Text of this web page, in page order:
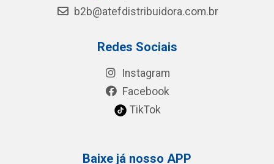
b2b@atefdistribuidora.com.br
Redes Sociais
Instagram
Facebook
TikTok
Baixe já nosso APP